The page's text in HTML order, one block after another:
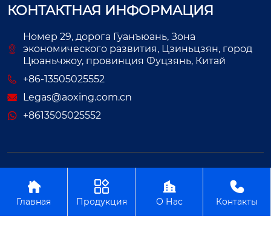
КОНТАКТНАЯ ИНФОРМАЦИЯ
Номер 29, дорога Гуанъюань, Зона
экономического развития, Цзиньцзян, город
Цюаньчжоу, провинция Фуцзянь, Китай
+86-13505025552
Legas@aoxing.com.cn
+8613505025552

Главная

Продукция

О Нас

Контакты